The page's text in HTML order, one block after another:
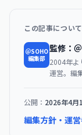
この記事について
＠SOHO
編集部
監修：
2004年よ
運営。編
公開： 2026年4月
編集方針・運